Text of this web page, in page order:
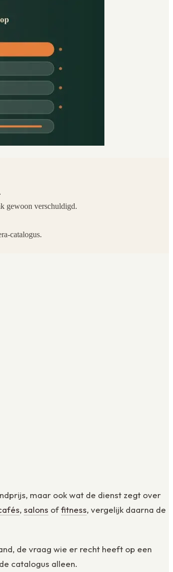
gewoon verschuldigd.
catalogus.
maar ook wat de dienst zegt over
, salons offitness, vergelijk daarna de
de vraag wie er recht heeft op een
catalogus alleen.